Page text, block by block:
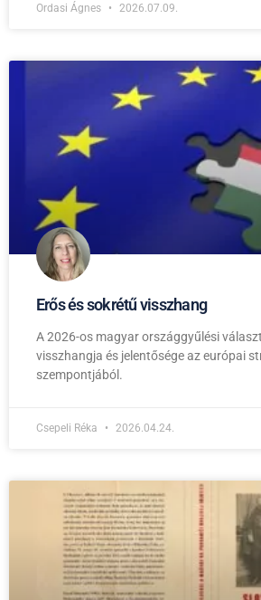
Ordasi Ágnes 2026.07.09.
Erős és sokrétű visszhang
A 2026-os magyar országgyűlési
visszhangja és jelentősége az európai
szempontjából.
Csepeli Réka 2026.04.24.